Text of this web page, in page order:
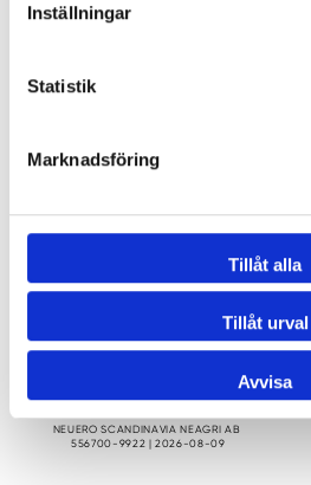
Inställningar
Statistik
Marknadsföring
Tillåt alla
Tillåt urval
Avvisa
Neuero
Vi är din leverantör och
annat ensilage- och
Följ oss påFacebook